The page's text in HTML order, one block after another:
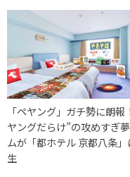
「ペヤング」ガチ勢に朗報
ヤングだらけ”の攻めすぎ
ムが「都ホテル 京都八条
生